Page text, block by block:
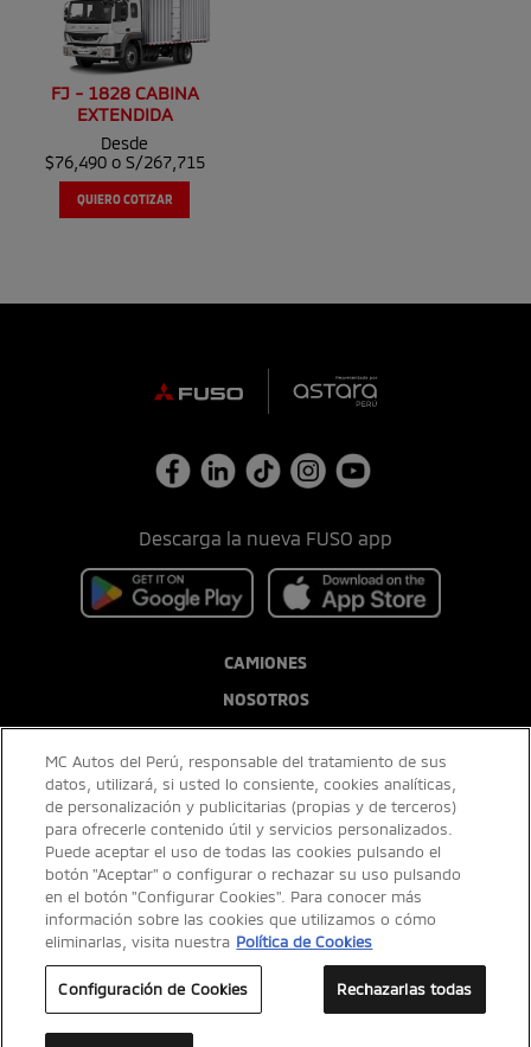
FJ - 1828 CABINA
EXTENDIDA
Desde
$76,490 o S/267,715
QUIERO COTIZAR
Descarga la nueva FUSO app
CAMIONES
NOSOTROS
POSTVENTA
BLOG
Imágenes referenciales. El equipamiento puede variar sin previo aviso, consultar
día de la transacción. Vigencia: Promoción válida a nivel nacional del 01/08/2026 al
MC Autos del Perú, responsable del tratamiento de sus
datos, utilizará, si usted lo consiente, cookies analíticas,
de personalización y publicitarias (propias y de terceros)
para ofrecerle contenido útil y servicios personalizados.
Puede aceptar el uso de todas las cookies pulsando el
botón "Aceptar" o configurar o rechazar su uso pulsando
en el botón "Configurar Cookies". Para conocer más
información sobre las cookies que utilizamos o cómo
eliminarlas, visita nuestra Política de Cookies
Configuración de Cookies Rechazarlas todas